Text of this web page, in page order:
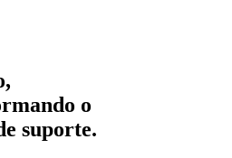
o
suporte.